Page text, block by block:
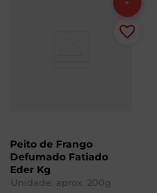
Peito de Frango
Defumado Fatiado
Eder Kg
Unidade: aprox. 200g